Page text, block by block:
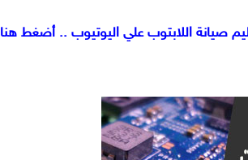
صيانة اللابتوب علي اليوتيوب .. أضغط هنا